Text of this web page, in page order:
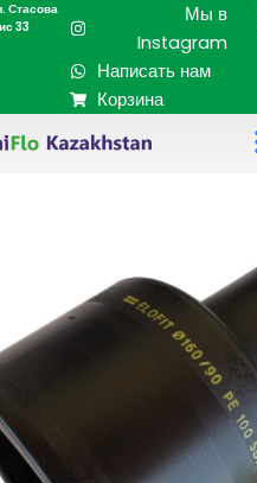
Стасова
33
Мы в
Instagram
Написать нам
Корзина